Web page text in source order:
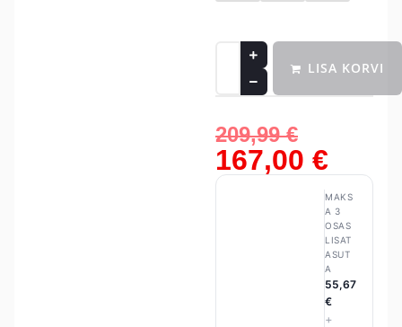
LISA KORVI
209,99€
167,00 €
MAKS
A 3
OSAS
LISAT
ASUT
A
55,67
€
+